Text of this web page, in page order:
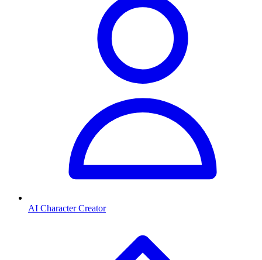
AI Character Creator